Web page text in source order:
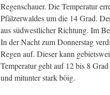
Regenschauer. Die Temperatur
Pfälzerwaldes um die 14 Grad.
aus südwestlicher Richtung. Im
In der Nacht zum Donnerstag
Regen auf. Dieser kann
Temperatur geht auf 12 bis 8
und mitunter stark böig.